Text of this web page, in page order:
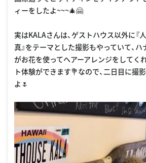
ィーをしたよ~~~🎄🤗
実はKALAさんは、ゲストハウス以外に
真』をテーマとした撮影もやっていて、
がお花を使ってヘアーアレンジをしてく
ト体験ができます💐なので、二日目に撮
よ🌷